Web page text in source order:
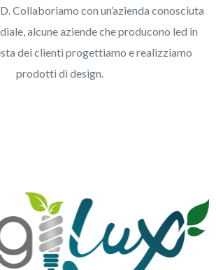
Collaboriamo con un’azienda conosciuta
alcune aziende che producono led in
dei clienti progettiamo e realizziamo
prodotti di design.
Oggilux S.r.l.